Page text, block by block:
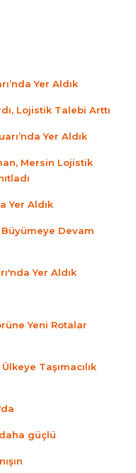
Yer Aldık
Lojistik Talebi Arttı
Yer Aldık
Mersin Lojistik
Yer Aldık
Devam
Yer Aldık
Yeni Rotalar
Taşımacılık
güçlü